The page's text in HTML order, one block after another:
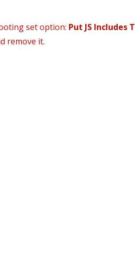
set option: Put JS Includes
remove it.